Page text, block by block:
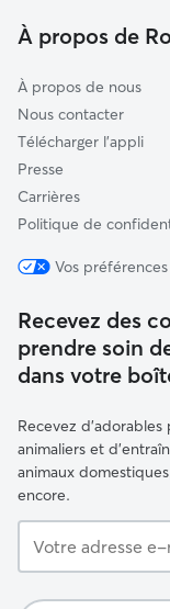
À propos de
À propos de nous
Nous contacter
Télécharger l'appli
Presse
Carrières
Politique de
Vos
Recevez des
prendre soin
dans votre
Recevez d'adorables
animaliers et
animaux
encore.
adresse